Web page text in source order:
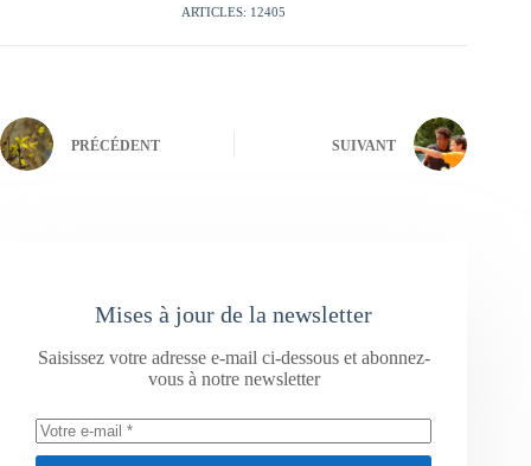
ARTICLES: 12405
PRÉCÉDENT SUIVANT
Mises à jour de la newsletter
Saisissez votre adresse e-mail ci-dessous et abonnez-
vous à notre newsletter